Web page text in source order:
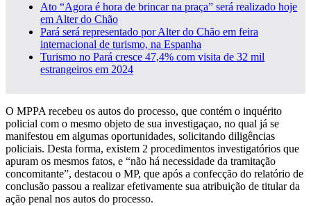
Ato “Agora é hora de brincar na praça” será realizado hoje
em Alter do Chão
Pará será representado por Alter do Chão em feira
internacional de turismo, na Espanha
Turismo no Pará cresce 47,4% com visita de 32 mil
estrangeiros em 2024
O MPPA recebeu os autos do processo, que contém o inquérito
policial com o mesmo objeto de sua investigaçao, no qual já se
manifestou em algumas oportunidades, solicitando diligências
policiais. Desta forma, existem 2 procedimentos investigatórios que
apuram os mesmos fatos, e “não há necessidade da tramitação
concomitante”, destacou o MP, que após a confecção do relatório de
conclusão passou a realizar efetivamente sua atribuição de titular da
ação penal nos autos do processo.